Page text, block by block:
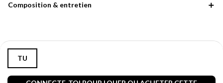
TU
Composition & entretien